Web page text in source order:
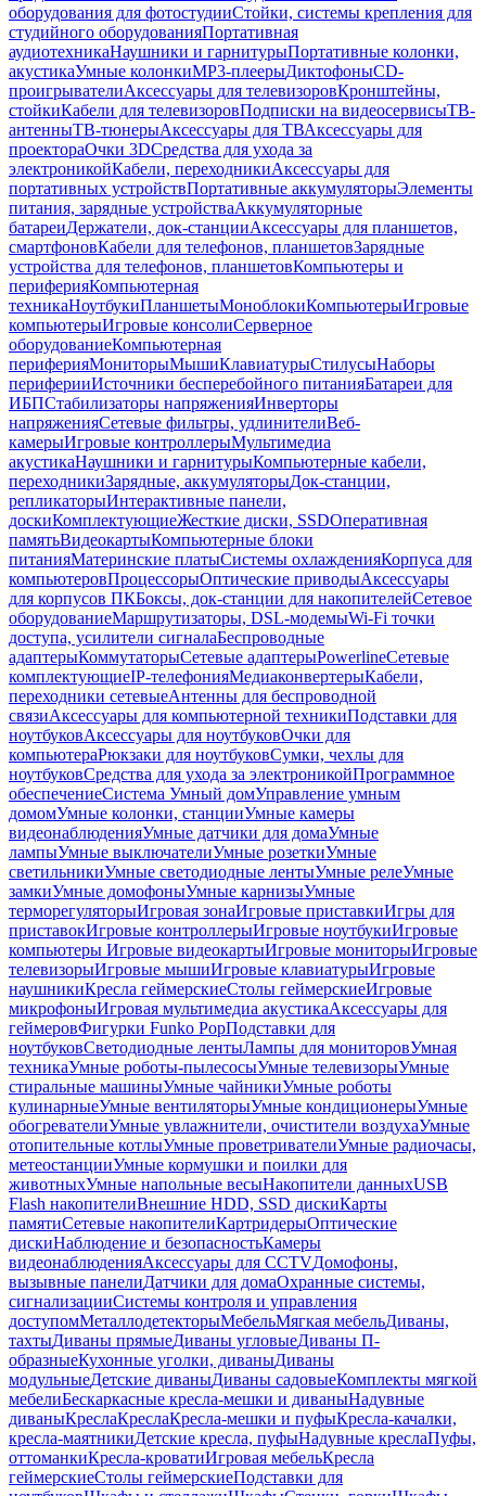
оборудования для фотостудииСтойки, системы крепления для
студийного оборудованияПортативная
аудиотехникаНаушники и гарнитурыПортативные колонки,
акустикаУмные колонкиMP3-плеерыДиктофоныCD-
проигрывателиАксессуары для телевизоровКронштейны,
стойкиКабели для телевизоровПодписки на видеосервисыТВ-
антенныТВ-тюнерыАксессуары для ТВАксессуары для
проектораОчки 3DСредства для ухода за
электроникойКабели, переходникиАксессуары для
портативных устройствПортативные аккумуляторыЭлементы
питания, зарядные устройстваАккумуляторные
батареиДержатели, док-станцииАксессуары для планшетов,
смартфоновКабели для телефонов, планшетовЗарядные
устройства для телефонов, планшетовКомпьютеры и
периферияКомпьютерная
техникаНоутбукиПланшетыМоноблокиКомпьютерыИгровые
компьютерыИгровые консолиСерверное
оборудованиеКомпьютерная
периферияМониторыМышиКлавиатурыСтилусыНаборы
периферииИсточники бесперебойного питанияБатареи для
ИБПСтабилизаторы напряженияИнверторы
напряженияСетевые фильтры, удлинителиВеб-
камерыИгровые контроллерыМультимедиа
акустикаНаушники и гарнитурыКомпьютерные кабели,
переходникиЗарядные, аккумуляторыДок-станции,
репликаторыИнтерактивные панели,
доскиКомплектующиеЖесткие диски, SSDОперативная
памятьВидеокартыКомпьютерные блоки
питанияМатеринские платыСистемы охлажденияКорпуса для
компьютеровПроцессорыОптические приводыАксессуары
для корпусов ПКБоксы, док-станции для накопителейСетевое
оборудованиеМаршрутизаторы, DSL-модемыWi-Fi точки
доступа, усилители сигналаБеспроводные
адаптерыКоммутаторыСетевые адаптерыPowerlineСетевые
комплектующиеIP-телефонияМедиаконвертерыКабели,
переходники сетевыеАнтенны для беспроводной
связиАксессуары для компьютерной техникиПодставки для
ноутбуковАксессуары для ноутбуковОчки для
компьютераРюкзаки для ноутбуковСумки, чехлы для
ноутбуковСредства для ухода за электроникойПрограммное
обеспечениеСистема Умный домУправление умным
домомУмные колонки, станцииУмные камеры
видеонаблюденияУмные датчики для домаУмные
лампыУмные выключателиУмные розеткиУмные
светильникиУмные светодиодные лентыУмные релеУмные
замкиУмные домофоныУмные карнизыУмные
терморегуляторыИгровая зонаИгровые приставкиИгры для
приставокИгровые контроллерыИгровые ноутбукиИгровые
компьютеры Игровые видеокартыИгровые мониторыИгровые
телевизорыИгровые мышиИгровые клавиатурыИгровые
наушникиКресла геймерскиеСтолы геймерскиеИгровые
микрофоныИгровая мультимедиа акустикаАксессуары для
геймеровФигурки Funko PopПодставки для
ноутбуковСветодиодные лентыЛампы для мониторовУмная
техникаУмные роботы-пылесосыУмные телевизорыУмные
стиральные машиныУмные чайникиУмные роботы
кулинарныеУмные вентиляторыУмные кондиционерыУмные
обогревателиУмные увлажнители, очистители воздухаУмные
отопительные котлыУмные проветривателиУмные радиочасы,
метеостанцииУмные кормушки и поилки для
животныхУмные напольные весыНакопители данныхUSB
Flash накопителиВнешние HDD, SSD дискиКарты
памятиСетевые накопителиКартридерыОптические
дискиНаблюдение и безопасностьКамеры
видеонаблюденияАксессуары для CCTVДомофоны,
вызывные панелиДатчики для домаОхранные системы,
сигнализацииСистемы контроля и управления
доступомМеталлодетекторыМебельМягкая мебельДиваны,
тахтыДиваны прямыеДиваны угловыеДиваны П-
образныеКухонные уголки, диваныДиваны
модульныеДетские диваныДиваны садовыеКомплекты мягкой
мебелиБескаркасные кресла-мешки и диваныНадувные
диваныКреслаКреслаКресла-мешки и пуфыКресла-качалки,
кресла-маятникиДетские кресла, пуфыНадувные креслаПуфы,
оттоманкиКресла-кроватиИгровая мебельКресла
геймерскиеСтолы геймерскиеПодставки для